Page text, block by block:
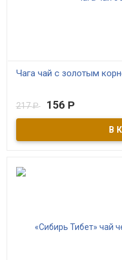
Чага чай с золотым
оздоравливает и
стимулирует психические,
способности, улучшает
же восстанавливает
217Р 156 Р